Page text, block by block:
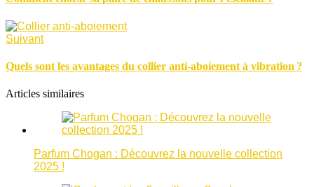
Suivant
Quels sont les avantages du collier anti-aboiement à vibration ?
Articles similaires
Parfum Chogan : Découvrez la nouvelle collection
2025 !